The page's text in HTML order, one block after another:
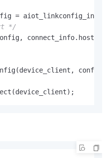
*/
connect_info.host,